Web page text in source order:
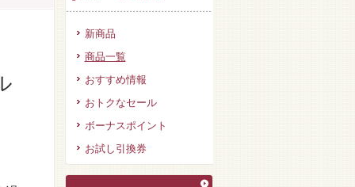
新商品
商品一覧
おすすめ情報
おトクなセール
ボーナスポイント
お試し引換券